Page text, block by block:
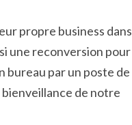
propre business dans
une reconversion pour
bureau par un poste de
de notre